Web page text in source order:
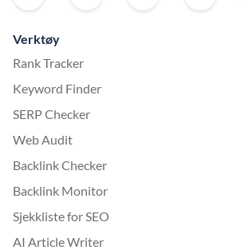
Verktøy
Rank Tracker
Keyword Finder
SERP Checker
Web Audit
Backlink Checker
Backlink Monitor
Sjekkliste for SEO
AI Article Writer